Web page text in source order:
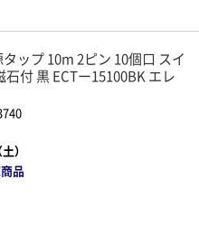
ップ 10m 2ピン 10個口 スイ
石付 黒 ECTー15100BK エレ
）
品